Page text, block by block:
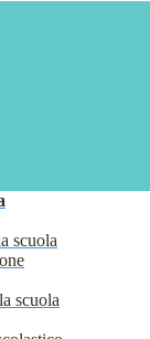
scuola
scuola